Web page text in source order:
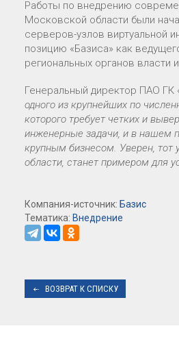
Работы по внедрению
Московской области были
серверов-узлов виртуальной
позицию «Базиса» как
региональных органов власти
Генеральный директор ПАО ГК
одного из крупнейших по
которого требует четких и
инженерные задачи, и в нашем
крупным бизнесом. Уверен, тот
области, станет примером для
Компания-источник: Базис
Тематика: Внедрение
ВОЗВРАТ К СПИСКУ